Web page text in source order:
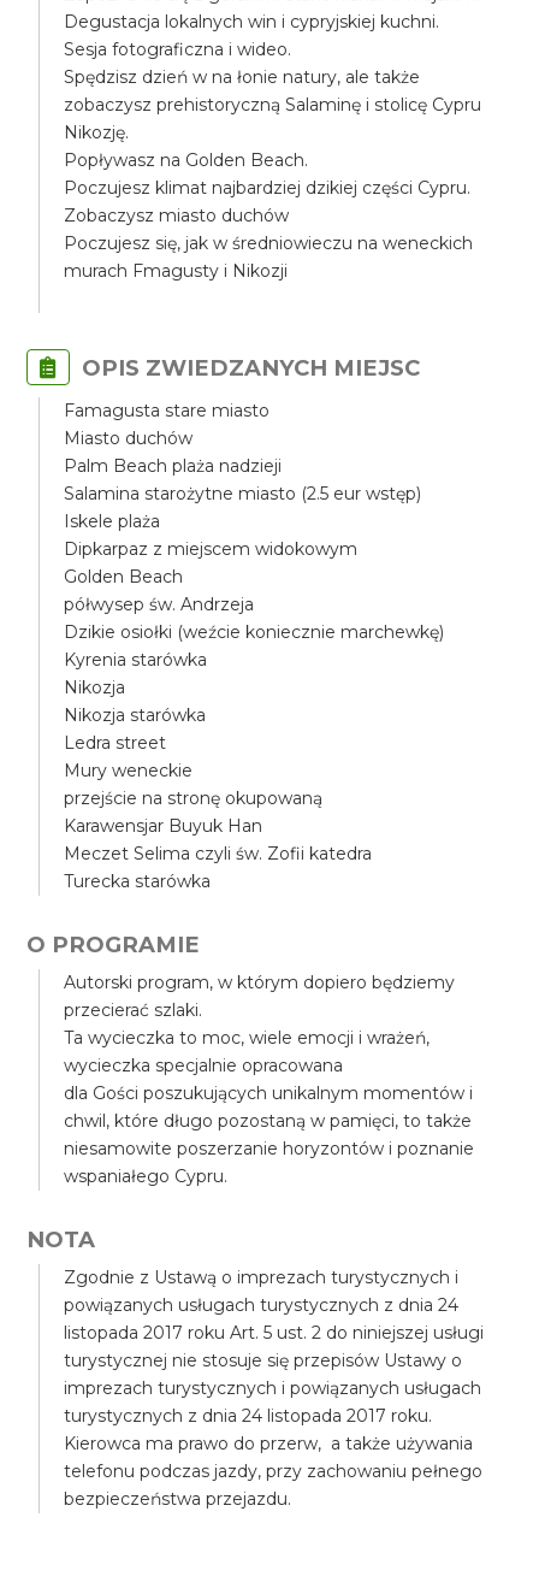
Degustacja lokalnych win i cypryjskiej kuchni.
Sesja fotograficzna i wideo.
Spędzisz dzień w na łonie natury, ale także
zobaczysz prehistoryczną Salaminę i stolicę Cypru
Nikozję.
Popływasz na Golden Beach.
Poczujesz klimat najbardziej dzikiej części Cypru.
Zobaczysz miasto duchów
Poczujesz się, jak w średniowieczu na weneckich
murach Fmagusty i Nikozji
OPIS ZWIEDZANYCH MIEJSC
Famagusta stare miasto
Miasto duchów
Palm Beach plaża nadzieji
Salamina starożytne miasto (2.5 eur wstęp)
Iskele plaża
Dipkarpaz z miejscem widokowym
Golden Beach
półwysep św. Andrzeja
Dzikie osiołki (weźcie koniecznie marchewkę)
Kyrenia starówka
Nikozja
Nikozja starówka
Ledra street
Mury weneckie
przejście na stronę okupowaną
Karawensjar Buyuk Han
Meczet Selima czyli św. Zofii katedra
Turecka starówka
O PROGRAMIE
Autorski program, w którym dopiero będziemy
przecierać szlaki.
Ta wycieczka to moc, wiele emocji i wrażeń,
wycieczka specjalnie opracowana
dla Gości poszukujących unikalnym momentów i
chwil, które długo pozostaną w pamięci, to także
niesamowite poszerzanie horyzontów i poznanie
wspaniałego Cypru.
NOTA
Zgodnie z Ustawą o imprezach turystycznych i
powiązanych usługach turystycznych z dnia 24
listopada 2017 roku Art. 5 ust. 2 do niniejszej usługi
turystycznej nie stosuje się przepisów Ustawy o
imprezach turystycznych i powiązanych usługach
turystycznych z dnia 24 listopada 2017 roku.
Kierowca ma prawo do przerw, a także używania
telefonu podczas jazdy, przy zachowaniu pełnego
bezpieczeństwa przejazdu.